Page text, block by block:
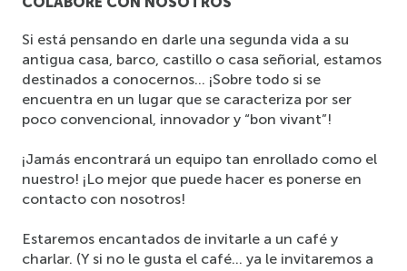
Si está pensando en darle una segunda vida a su
antigua casa, barco, castillo o casa señorial, estamos
destinados a conocernos… ¡Sobre todo si se
encuentra en un lugar que se caracteriza por ser
poco convencional, innovador y “bon vivant”!
¡Jamás encontrará un equipo tan enrollado como el
nuestro! ¡Lo mejor que puede hacer es ponerse en
contacto con nosotros!
Estaremos encantados de invitarle a un café y
charlar. (Y si no le gusta el café… ya le invitaremos a